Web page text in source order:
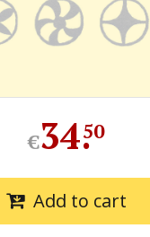
€34.
50
Add to cart